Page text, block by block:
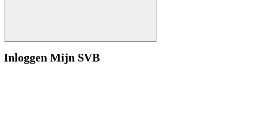
Inloggen Mijn SVB